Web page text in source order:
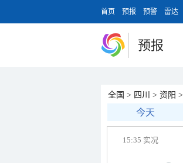
首页 预报 预警 雷达
预报
全国 > 四川 > 资阳 >
今天
15:35 实况